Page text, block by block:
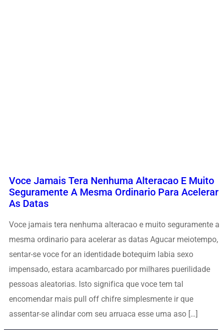
Voce Jamais Tera Nenhuma Alteracao E Muito
Seguramente A Mesma Ordinario Para Acelerar
As Datas
Voce jamais tera nenhuma alteracao e muito seguramente a
mesma ordinario para acelerar as datas Agucar meiotempo,
sentar-se voce for an identidade botequim labia sexo
impensado, estara acambarcado por milhares puerilidade
pessoas aleatorias. Isto significa que voce tem tal
encomendar mais pull off chifre simplesmente ir que
assentar-se alindar com seu arruaca esse uma aso […]